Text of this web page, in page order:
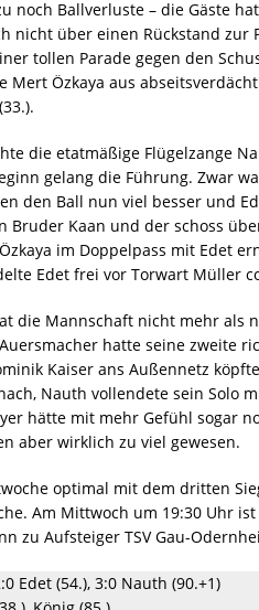
noch Ballverluste – die Gäste
nicht über einen Rückstand zur
tollen Parade gegen den
Mert Özkaya aus
die etatmäßige Flügelzange
gelang die Führung. Zwar
den Ball nun viel besser und
Bruder Kaan und der schoss
im Doppelpass mit Edet
Edet frei vor Torwart Müller
die Mannschaft nicht mehr als
hatte seine zweite
Kaiser ans Außennetz
Nauth vollendete sein Solo
hätte mit mehr Gefühl sogar
aber wirklich zu viel gewesen.
optimal mit dem dritten
Am Mittwoch um 19:30 Uhr
zu Aufsteiger TSV Gau-
Edet (54.), 3:0 Nauth (90.+1)